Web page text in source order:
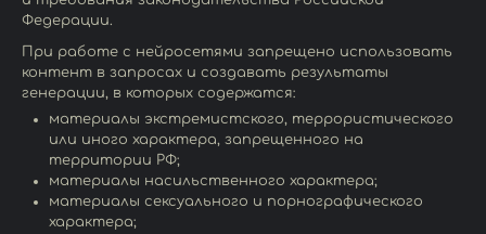
Федерации.
При работе с нейросетями запрещено использовать
контент в запросах и создавать результаты
генерации, в которых содержатся:
материалы экстремистского, террористического
или иного характера, запрещенного на
территории РФ;
материалы насильственного характера;
материалы сексуального и порнографического
характера;